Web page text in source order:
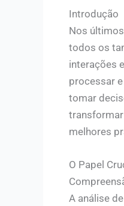
Introdução
Nos
todos os
interações
processar
tomar
melhores
O Papel
A análise